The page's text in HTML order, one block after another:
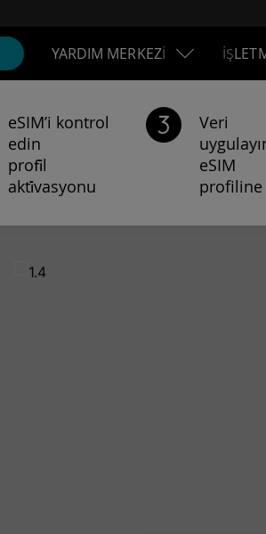
YARDIM MERKEZİ
eSIM’i kontrol
edin
profi̇l
akti̇vasyonu
Veri
eSIM
profiline